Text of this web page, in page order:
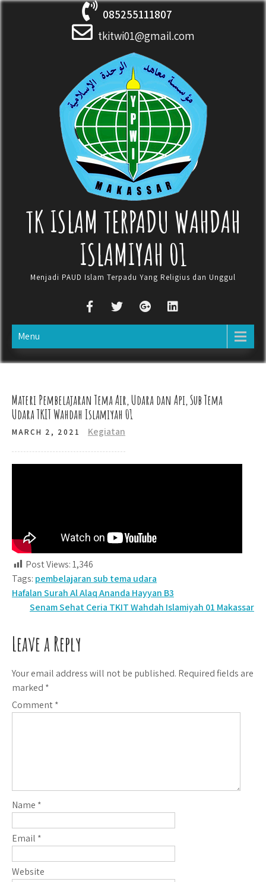
Skip
085255111807
tkitwi01@gmail.com
TK ISLAM TERPADU WAHDAH
ISLAMIYAH 01
Menjadi PAUD Islam Terpadu Yang Religius dan Unggul
Menu
Materi Pembelajaran Tema Air, Udara dan Api, Sub Tema
Udara TKIT Wahdah Islamiyah 01
MARCH 2, 2021 Kegiatan
Post Views:1,346
Tags: pembelajaran sub tema udara
Post
navigation
Hafalan Surah Al Alaq Ananda Hayyan B3
Senam Sehat Ceria TKIT Wahdah Islamiyah 01 Makassar
Leave a Reply
Your email address will not be published. Required fields are
marked *
Comment*
Name *
Email *
Website